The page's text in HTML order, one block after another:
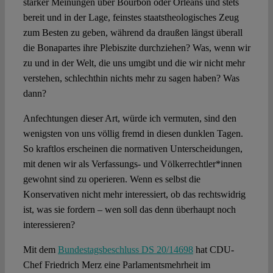
starker Meinungen über Bourbon oder Orléans und stets
bereit und in der Lage, feinstes staatstheologisches Zeug
zum Besten zu geben, während da draußen längst überall
die Bonapartes ihre Plebiszite durchziehen? Was, wenn wir
zu und in der Welt, die uns umgibt und die wir nicht mehr
verstehen, schlechthin nichts mehr zu sagen haben? Was
dann?
Anfechtungen dieser Art, würde ich vermuten, sind den
wenigsten von uns völlig fremd in diesen dunklen Tagen.
So kraftlos erscheinen die normativen Unterscheidungen,
mit denen wir als Verfassungs- und Völkerrechtler*innen
gewohnt sind zu operieren. Wenn es selbst die
Konservativen nicht mehr interessiert, ob das rechtswidrig
ist, was sie fordern – wen soll das denn überhaupt noch
interessieren?
Mit dem Bundestagsbeschluss DS 20/14698hat CDU-
Chef Friedrich Merz eine Parlamentsmehrheit im